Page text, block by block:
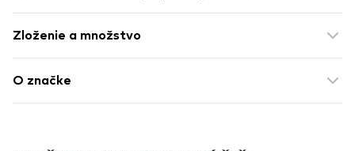
Zloženie a množstvo
O značke